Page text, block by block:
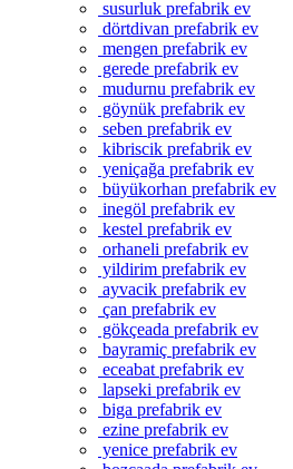
susurluk prefabrik ev
dörtdivan prefabrik ev
mengen prefabrik ev
gerede prefabrik ev
mudurnu prefabrik ev
göynük prefabrik ev
seben prefabrik ev
kibriscik prefabrik ev
yeniçağa prefabrik ev
büyükorhan prefabrik ev
inegöl prefabrik ev
kestel prefabrik ev
orhaneli prefabrik ev
yildirim prefabrik ev
ayvacik prefabrik ev
çan prefabrik ev
gökçeada prefabrik ev
bayramiç prefabrik ev
eceabat prefabrik ev
lapseki prefabrik ev
biga prefabrik ev
ezine prefabrik ev
yenice prefabrik ev